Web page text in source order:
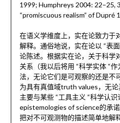
1999; Humphreys 2004: 22–25,
“promiscuous realism” of Dupré
在语义学维度上，实在论致力于
解释。通俗地说，实在论以 “表
论陈述。根据实在论，关于科学
关系（我以后将用 “科学实体 “
法，无论它们是可观察的还是不
为具有真值域truth values，无
主要与某些 “工具主义 “科学认
epistemologies of science的承
把对不可观测物的描述简单地解